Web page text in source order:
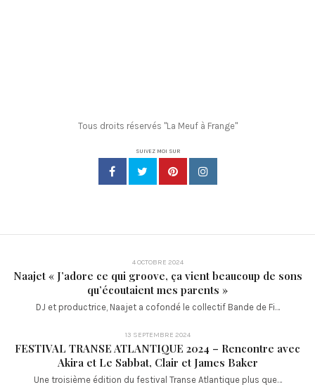
Tous droits réservés "La Meuf à Frange"
SUIVEZ MOI SUR
4 OCTOBRE 2024
Naajet « J’adore ce qui groove, ça vient beaucoup de sons
qu’écoutaient mes parents »
DJ et productrice, Naajet a cofondé le collectif Bande de Fi…
13 SEPTEMBRE 2024
FESTIVAL TRANSE ATLANTIQUE 2024 – Rencontre avec
Akira et Le Sabbat, Clair et James Baker
Une troisième édition du festival Transe Atlantique plus que…